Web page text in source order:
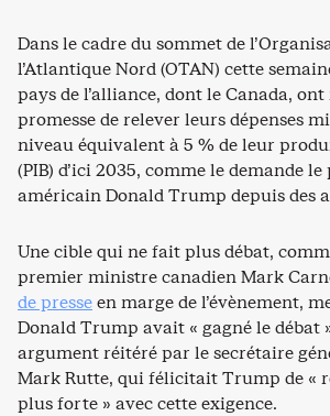
Dans le cadre du sommet de
l’Atlantique Nord (OTAN) cette
pays de l’alliance, dont le Canada,
promesse de relever leurs dépenses
niveau équivalent à 5 % de leur
(PIB) d’ici 2035, comme le demande
américain Donald Trump depuis des
Une cible qui ne fait plus débat,
premier ministre canadien Mark
de presseen marge de l’évènement,
Donald Trump avait « gagné le débat
argument réitéré par le secrétaire
Mark Rutte, qui félicitait Trump de «
plus forte » avec cette exigence.